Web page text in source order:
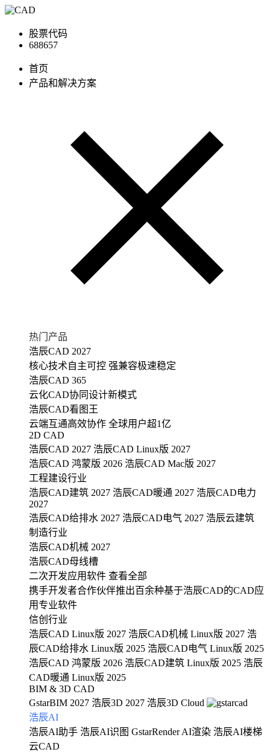
股票代码
688657
首页
产品和解决方案
热门产品
浩辰CAD 2027
核心技术自主可控 强兼容极速稳定
浩辰CAD 365
云化CAD协同设计新模式
浩辰CAD看图王
云端互通高效协作 全球用户超1亿
2D CAD
浩辰CAD 2027 浩辰CAD Linux版 2027
浩辰CAD 鸿蒙版 2026 浩辰CAD Mac版 2027
工程建设行业
浩辰CAD建筑 2027 浩辰CAD暖通 2027 浩辰CAD电力
2027
浩辰CAD给排水 2027 浩辰CAD电气 2027 浩辰云建筑
制造行业
浩辰CAD机械 2027
浩辰CAD母线槽
二次开发应用软件 查看全部
携手开发者合作伙伴推出百余种基于浩辰CAD的CAD应
用专业软件
信创行业
浩辰CAD Linux版 2027 浩辰CAD机械 Linux版 2027 浩
辰CAD给排水 Linux版 2025 浩辰CAD电气 Linux版 2025
浩辰CAD 鸿蒙版 2026 浩辰CAD建筑 Linux版 2025 浩辰
CAD暖通 Linux版 2025
BIM & 3D CAD
GstarBIM 2027 浩辰3D 2027 浩辰3D Cloud
浩辰AI
浩辰AI助手 浩辰AI识图 GstarRender AI渲染 浩辰AI楼梯
云CAD